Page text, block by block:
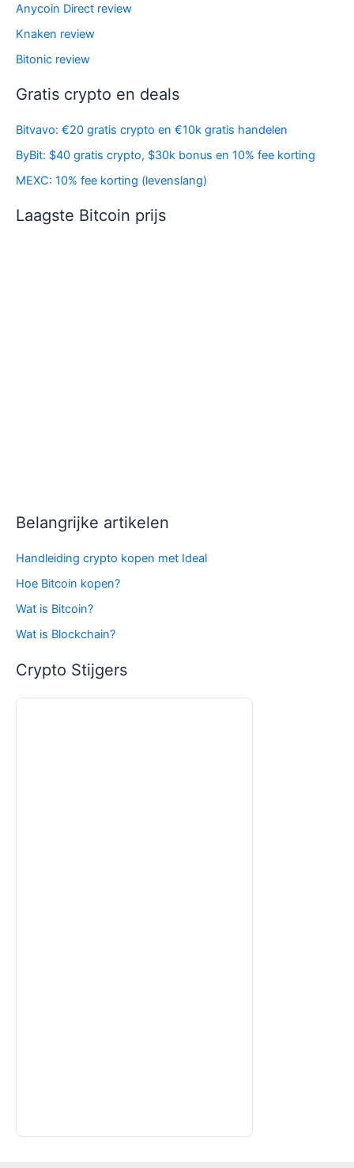
Anycoin Direct review
Knaken review
Bitonic review
Gratis crypto en deals
Bitvavo: €20 gratis crypto en €10k gratis handelen
ByBit: $40 gratis crypto, $30k bonus en 10% fee korting
MEXC: 10% fee korting (levenslang)
Laagste Bitcoin prijs
Belangrijke artikelen
Handleiding crypto kopen met Ideal
Hoe Bitcoin kopen?
Wat is Bitcoin?
Wat is Blockchain?
Crypto Stijgers